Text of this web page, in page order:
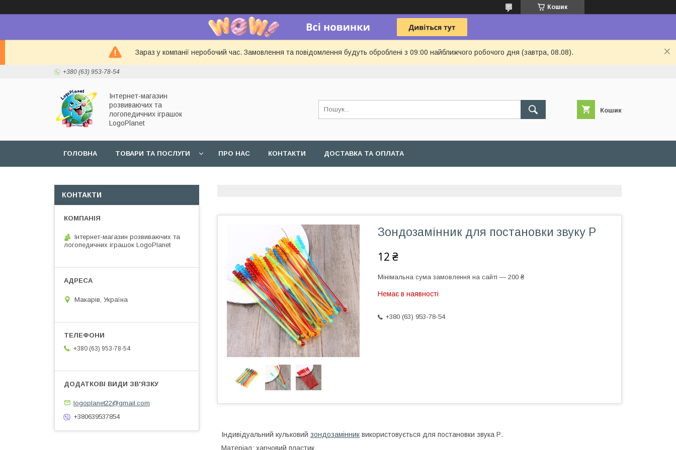
Кошик
Зараз у компанії неробочий час. Замовлення та повідомлення будуть оброблені з 09:00 найближчого робочого дня (завтра, 08.08).
+380 (63) 953-78-54
Інтернет-магазин
розвиваючих та
логопедичних іграшок
LogoPlanet
Кошик
ГОЛОВНА ТОВАРИ ТА ПОСЛУГИ ПРО НАС КОНТАКТИ ДОСТАВКА ТА ОПЛАТА
Зондозамінник для постановки звуку Р
12 ₴
Мінімальна сума замовлення на сайті — 200 ₴
Немає в наявності
+380 (63) 953-78-54
Індивідуальний кульковий зондозамінник використовується для постановки звука Р.
Матеріал: харчовий пластик
КОНТАКТИ
Інтернет-магазин розвиваючих та
логопедичних іграшок LogoPlanet
Макарів, Україна
+380 (63) 953-78-54
logoplanet22@gmail.com
+380639537854